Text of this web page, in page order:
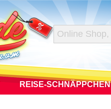
REISE-SCHNÄPPCHEN